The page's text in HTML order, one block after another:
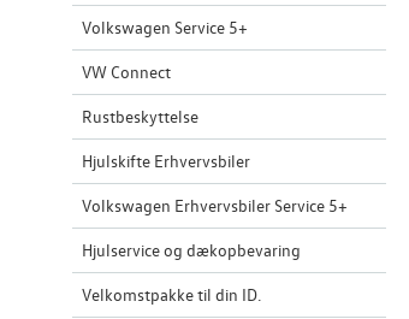
Volkswagen Service 5+
VW Connect
Rustbeskyttelse
Hjulskifte Erhvervsbiler
Volkswagen Erhvervsbiler Service 5+
Hjulservice og dækopbevaring
Velkomstpakke til din ID.